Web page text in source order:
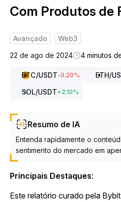
Com Produtos de
Avançado
Web3
22 de ago de 2024
4 minutos
BTC/USDT-0.20% ETH/
SOL/USDT+2.10%
Resumo de IA
Entenda rapidamente o
sentimento do mercado em
Principais Destaques:
Este relatório curado pela